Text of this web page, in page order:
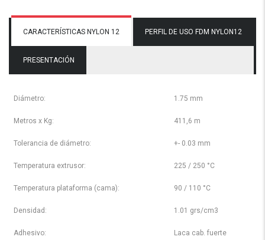
CARACTERÍSTICAS NYLON 12 PERFIL DE USO FDM NYLON12
PRESENTACIÓN
Diámetro: 1.75 mm
Metros x Kg: 411,6 m
Tolerancia de diámetro: +- 0.03 mm
Temperatura extrusor: 225 / 250 °C
Temperatura plataforma (cama): 90 / 110 °C
Densidad: 1.01 grs/cm3
Adhesivo: Laca cab. fuerte